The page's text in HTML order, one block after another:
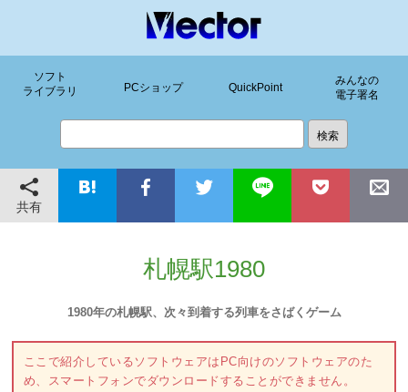
ソフト
ライブラリ
PCショップ QuickPoint
みんなの
電子署名
共有
札幌駅1980
1980年の札幌駅、次々到着する列車をさばくゲーム
ここで紹介しているソフトウェアはPC向けのソフトウェアのた
め、スマートフォンでダウンロードすることができません。